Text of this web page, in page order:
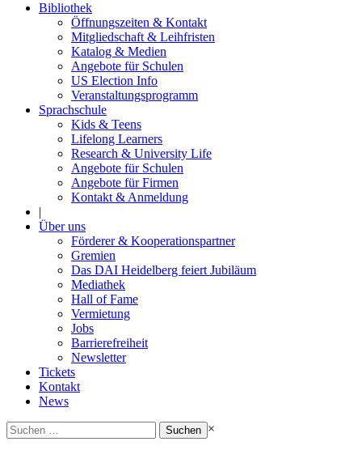
Bibliothek
Öffnungszeiten & Kontakt
Mitgliedschaft & Leihfristen
Katalog & Medien
Angebote für Schulen
US Election Info
Veranstaltungsprogramm
Sprachschule
Kids & Teens
Lifelong Learners
Research & University Life
Angebote für Schulen
Angebote für Firmen
Kontakt & Anmeldung
|
Über uns
Förderer & Kooperationspartner
Gremien
Das DAI Heidelberg feiert Jubiläum
Mediathek
Hall of Fame
Vermietung
Jobs
Barrierefreiheit
Newsletter
Tickets
Kontakt
News
Suchen
nach:
×